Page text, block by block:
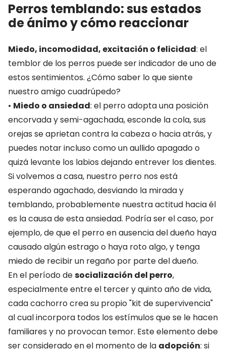
Perros temblando: sus estados
de ánimo y cómo reaccionar
Miedo, incomodidad, excitación o felicidad: el
temblor de los perros puede ser indicador de uno de
estos sentimientos. ¿Cómo saber lo que siente
nuestro amigo cuadrúpedo?
• Miedo o ansiedad: el perro adopta una posición
encorvada y semi-agachada, esconde la cola, sus
orejas se aprietan contra la cabeza o hacia atrás, y
puedes notar incluso como un aullido apagado o
quizá levante los labios dejando entrever los dientes.
Si volvemos a casa, nuestro perro nos está
esperando agachado, desviando la mirada y
temblando, probablemente nuestra actitud hacia él
es la causa de esta ansiedad. Podría ser el caso, por
ejemplo, de que el perro en ausencia del dueño haya
causado algún estrago o haya roto algo, y tenga
miedo de recibir un regaño por parte del dueño.
En el período desocialización del perro,
especialmente entre el tercer y quinto año de vida,
cada cachorro crea su propio "kit de supervivencia"
al cual incorpora todos los estímulos que se le hacen
familiares y no provocan temor. Este elemento debe
ser considerado en el momento de la adopción: si